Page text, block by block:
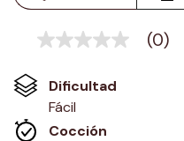
Sin
en
misma
página.
(0)
Dificultad
Fácil
Cocción